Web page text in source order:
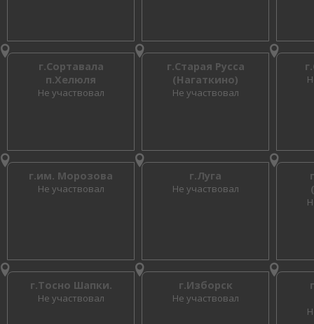
г.Сортавала
п.Хелюля
Не участвовал
г.Старая Русса
(Нагаткино)
Не участвовал
г.им. Морозова
Не участвовал
г.Луга
Не участвовал
г.Тосно Шапки.
Не участвовал
г.Изборск
Не участвовал